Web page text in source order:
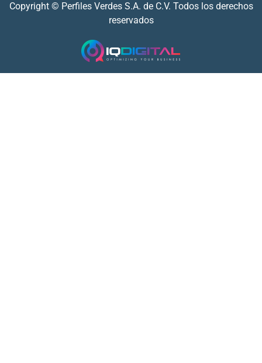
Copyright © Perfiles Verdes S.A. de C.V. Todos los derechos
reservados